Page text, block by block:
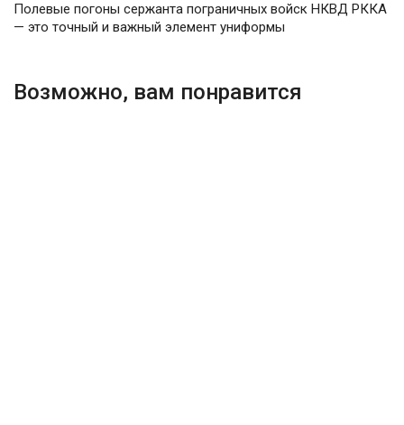
Полевые погоны сержанта пограничных войск НКВД РККА
— это точный и важный элемент униформы
Возможно, вам понравится